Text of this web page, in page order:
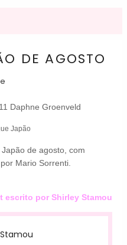
DE AGOSTO
Japão
de agosto, com
Mario Sorrenti.
escrito por Shirley Stamou